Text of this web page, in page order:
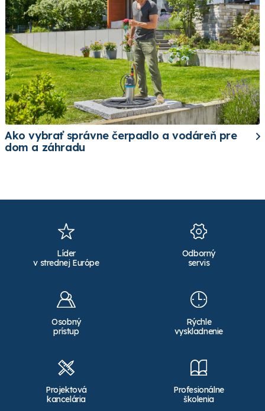
Ako vybrať správne čerpadlo a vodáreň pre
dom a záhradu
Líder
v strednej Európe
Odborný
servis
Osobný
prístup
Rýchle
vyskladnenie
Projektová
kancelária
Profesionálne
školenia